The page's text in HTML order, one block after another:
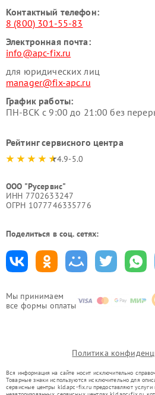
Мы принимаем
все формы оплаты
Контактный телефон:
8 (800) 301-55-83
Электронная почта:
info@apc-fix.ru
для юридических лиц
manager@fix-apc.ru
График работы:
ПН-ВСК с 9:00 до 21:00 без
Рейтинг сервисного центра
4.9-5.0
ООО "Русервис"
ИНН 7702633247
ОГРН 1077746335776
Поделиться в соц. сетях:
Политика
Вся информация на сайте носит исключительно
Товарные знаки используются исключительно для
сервисные центры kld.apc-fix.ru предоставляют услуги